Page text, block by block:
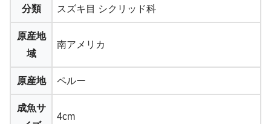
分類 スズキ目 シクリッド科
原産地
域
南アメリカ
原産地 ペルー
成魚サ
4cm